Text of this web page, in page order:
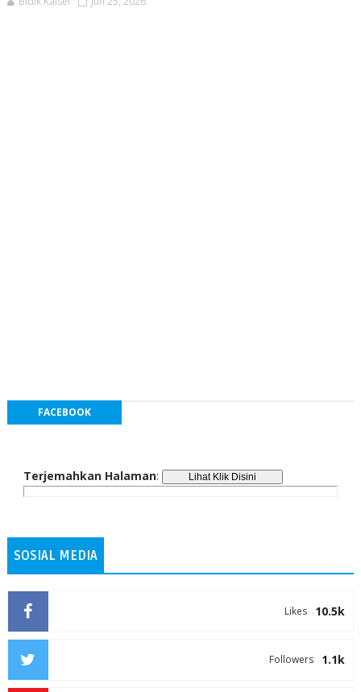
FACEBOOK
Terjemahkan Halaman:
SOSIAL MEDIA
10.5k
Likes
1.1k
Followers